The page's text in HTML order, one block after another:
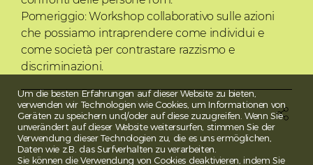
Pomeriggio: Workshop collaborativo sulle azioni
che possiamo intraprendere come individui e
come società per contrastare razzismo e
discriminazioni.

Um die besten Erfahrungen auf dieser Website zu bieten,
verwenden wir Technologien wie Cookies, um Informationen von
Geräten zu speichern und/oder auf diese zuzugreifen. Wenn Sie
unverändert auf dieser Website weitersurfen, stimmen Sie der
Verwendung dieser Technologien zu, die es uns ermöglichen,
Daten wie z.B. das Surfverhalten zu verarbeiten.
Sie können die Verwendung von Cookies deaktivieren, indem Sie